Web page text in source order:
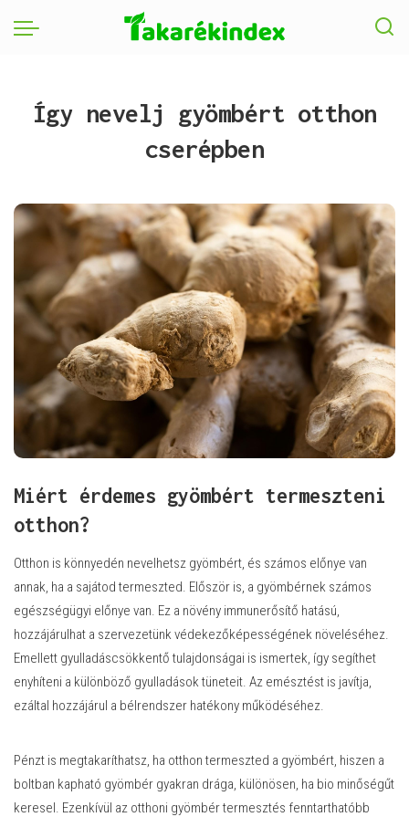
Így nevelj gyömbért otthon
cserépben
Miért érdemes gyömbért termeszteni
otthon?
Otthon is könnyedén nevelhetsz gyömbért, és számos előnye van
annak, ha a sajátod termeszted. Először is, a gyömbérnek számos
egészségügyi előnye van. Ez a növény immunerősítő hatású,
hozzájárulhat a szervezetünk védekezőképességének növeléséhez.
Emellett gyulladáscsökkentő tulajdonságai is ismertek, így segíthet
enyhíteni a különböző gyulladások tüneteit. Az emésztést is javítja,
ezáltal hozzájárul a bélrendszer hatékony működéséhez.
Pénzt is megtakaríthatsz, ha otthon termeszted a gyömbért, hiszen a
boltban kapható gyömbér gyakran drága, különösen, ha bio minőségűt
keresel. Ezenkívül az otthoni gyömbér termesztés fenntarthatóbb